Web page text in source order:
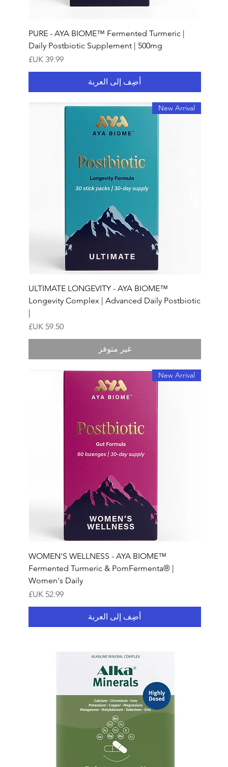
PURE - AYA BIOME™ Fermented Turmeric |
Daily Postbiotic Supplement | 500mg
السعر
أضِف إلى العربة
New Arrival
ULTIMATE LONGEVITY - AYA BIOME™
Longevity Complex | Advanced Daily Postbiotic
السعر
غير متوفر
New Arrival
WOMEN'S WELLNESS - AYA BIOME™
Fermented Turmeric & PomFermenta® |
Women's Daily
السعر
أضِف إلى العربة